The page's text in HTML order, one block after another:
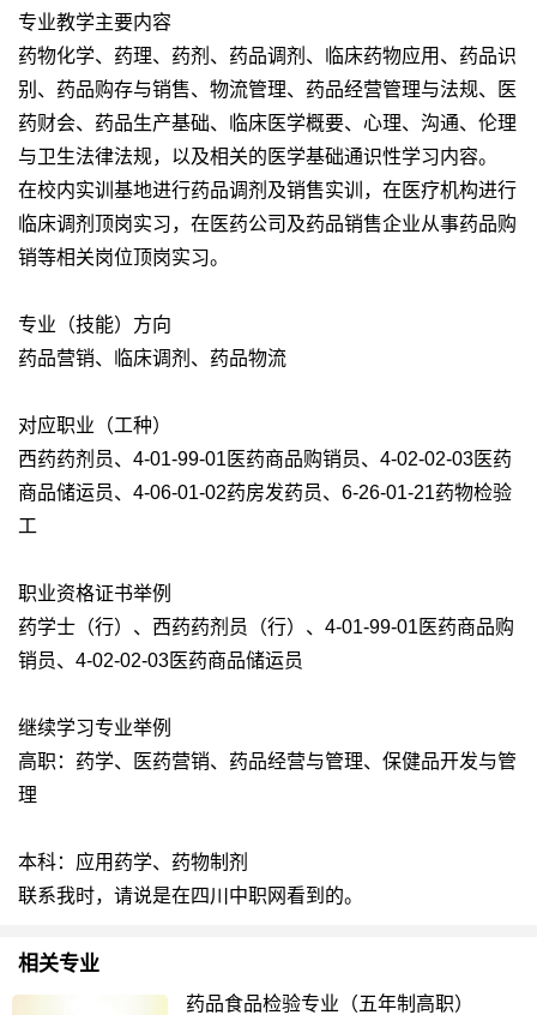
专业教学主要内容
药物化学、药理、药剂、药品调剂、临床药物应用、药品识
别、药品购存与销售、物流管理、药品经营管理与法规、医
药财会、药品生产基础、临床医学概要、心理、沟通、伦理
与卫生法律法规，以及相关的医学基础通识性学习内容。
在校内实训基地进行药品调剂及销售实训，在医疗机构进行
临床调剂顶岗实习，在医药公司及药品销售企业从事药品购
销等相关岗位顶岗实习。
专业（技能）方向
药品营销、临床调剂、药品物流
对应职业（工种）
西药药剂员、4-01-99-01医药商品购销员、4-02-02-03医药
商品储运员、4-06-01-02药房发药员、6-26-01-21药物检验
工
职业资格证书举例
药学士（行）、西药药剂员（行）、4-01-99-01医药商品购
销员、4-02-02-03医药商品储运员
继续学习专业举例
高职：药学、医药营销、药品经营与管理、保健品开发与管
理
本科：应用药学、药物制剂
联系我时，请说是在四川中职网看到的。
相关专业
药品食品检验专业（五年制高职）